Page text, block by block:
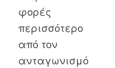
φορές
περισσότερο
από τον
ανταγωνισμό